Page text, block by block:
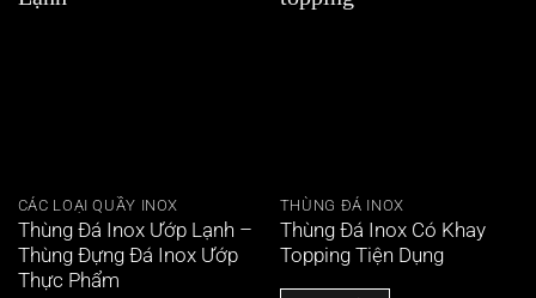
CÁC LOẠI QUẦY INOX
Thùng Đá Inox Ướp Lạnh –
Thùng Đựng Đá Inox Ướp
Thực Phẩm
THÙNG ĐÁ INOX
Thùng Đá Inox Có Khay
Topping Tiện Dụng